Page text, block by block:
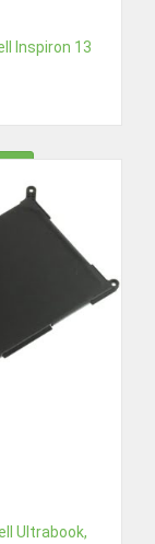
Inspiron 13
Ultrabook,